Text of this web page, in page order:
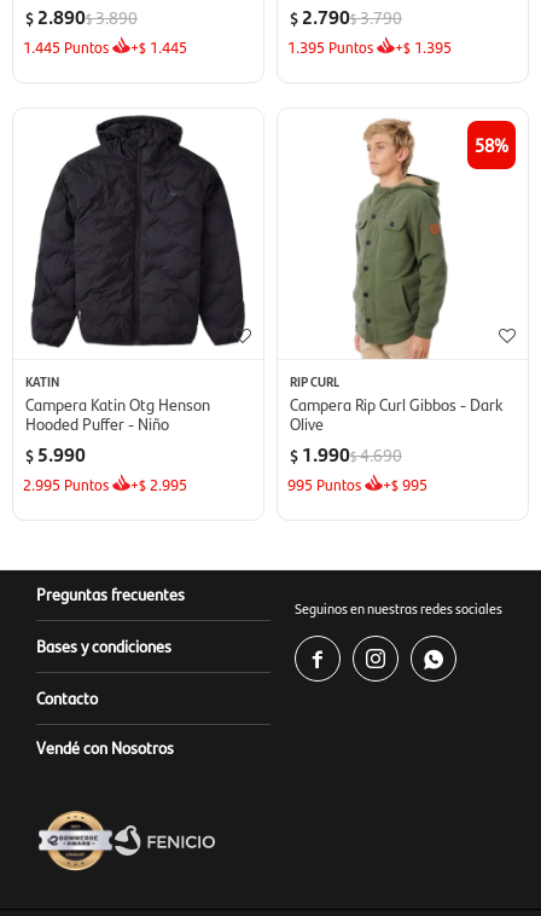
$ 2.890$3.890
1.445 Puntos +$ 1.445
$ 2.790$3.790
1.395 Puntos +$ 1.395
KATIN
Campera Katin Otg Henson
Hooded Puffer - Niño
$ 5.990
2.995 Puntos +$ 2.995
58
RIP CURL
Campera Rip Curl Gibbos - Dark
Olive
$ 1.990$4.690
995 Puntos +$995
Preguntas frecuentes
Bases y condiciones
Contacto
Vendé con Nosotros
Seguinos en nuestras redes sociales
  